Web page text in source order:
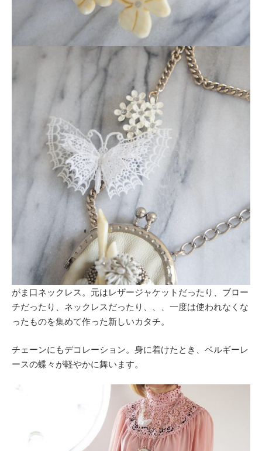
がま口ネックレス。元はレザージャケットだったり、ブロー
チだったり、ネックレスだったり、、、一度は使われなくな
ったものを集めて作った新しいカタチ。
チェーンにもデコレーション。身に着けたとき、ベルギーレ
ースの蝶々が軽やかに舞います。